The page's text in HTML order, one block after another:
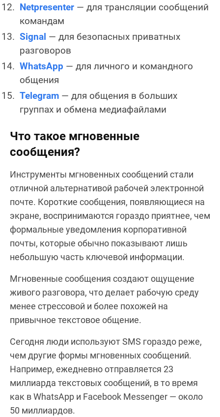
Netpresenter — для трансляции сообщений
командам
Signal — для безопасных приватных
разговоров
WhatsApp — для личного и командного
общения
Telegram — для общения в больших
группах и обмена медиафайлами
Что такое мгновенные
сообщения?
Инструменты мгновенных сообщений стали
отличной альтернативой рабочей электронной
почте. Короткие сообщения, появляющиеся на
экране, воспринимаются гораздо приятнее, чем
формальные уведомления корпоративной
почты, которые обычно показывают лишь
небольшую часть ключевой информации.
Мгновенные сообщения создают ощущение
живого разговора, что делает рабочую среду
менее стрессовой и более похожей на
привычное текстовое общение.
Сегодня люди используют SMS гораздо реже,
чем другие формы мгновенных сообщений.
Например, ежедневно отправляется 23
миллиарда текстовых сообщений, в то время
как в WhatsApp и Facebook Messenger — около
50 миллиардов.